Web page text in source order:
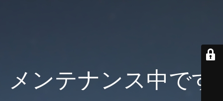
メンテナンス中です